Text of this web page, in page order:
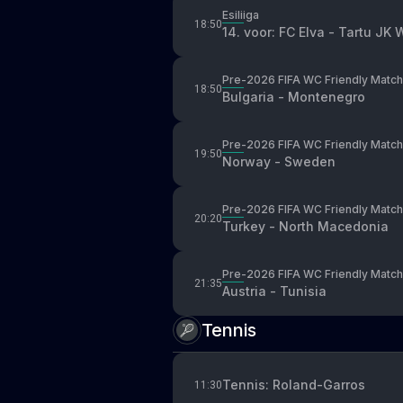
18:50
Esiliiga
14. voor: FC Elva - Tartu JK
18:50
Pre-2026 FIFA WC Friendly Match
Bulgaria - Montenegro
19:50
Pre-2026 FIFA WC Friendly Match
Norway - Sweden
20:20
Pre-2026 FIFA WC Friendly Match
Turkey - North Macedonia
21:35
Pre-2026 FIFA WC Friendly Match
Austria - Tunisia
Tennis
11:30Tennis: Roland-Garros